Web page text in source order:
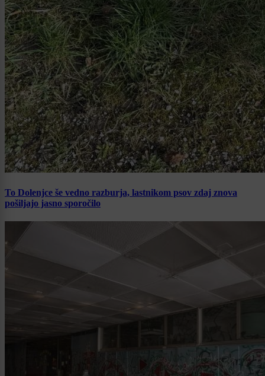
To Dolenjce še vedno razburja, lastnikom psov zdaj znova
pošiljajo jasno sporočilo